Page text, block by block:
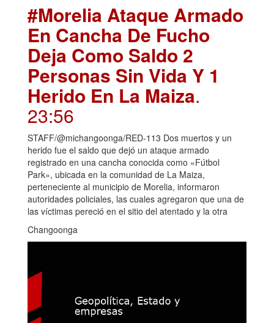
#Morelia Ataque Armado
En Cancha De Fucho
Deja Como Saldo 2
Personas Sin Vida Y 1
Herido En La Maiza.
23:56
STAFF/@michangoonga/RED-113 Dos muertos y un
herido fue el saldo que dejó un ataque armado
registrado en una cancha conocida como «Fútbol
Park», ubicada en la comunidad de La Maiza,
perteneciente al municipio de Morelia, informaron
autoridades policiales, las cuales agregaron que una de
las víctimas pereció en el sitio del atentado y la otra
Changoonga